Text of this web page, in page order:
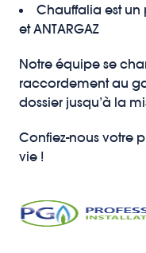
Chauffalia est un
et ANTARGAZ
Notre équipe se
raccordement au
dossier jusqu’à la
Confiez-nous votre
vie !